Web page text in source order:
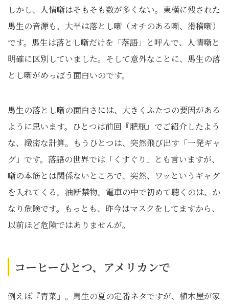
しかし、人情噺はそもそも数が多くない。東横に残された
馬生の音源も、大半は落とし噺（オチのある噺、滑稽噺）
です。馬生は落とし噺だけを「落語」と呼んで、人情噺と
明確に区別していました。そして意外なことに、馬生の落
とし噺がめっぽう面白いのです。
馬生の落とし噺の面白さには、大きくふたつの要因がある
ように思います。ひとつは前回『肥瓶』でご紹介したよう
な、緻密な計算。もうひとつは、突然飛び出す「一発ギャ
グ」です。落語の世界では「くすぐり」とも言いますが、
噺の本筋とは関係ないところで、突然、ワッというギャグ
を入れてくる。油断禁物。電車の中で初めて聴くのは、か
なり危険です。もっとも、昨今はマスクをしてますから、
以前ほど危険ではありませんが。
コーヒーひとつ、アメリカンで
例えば『青菜』。馬生の夏の定番ネタですが、植木屋が家